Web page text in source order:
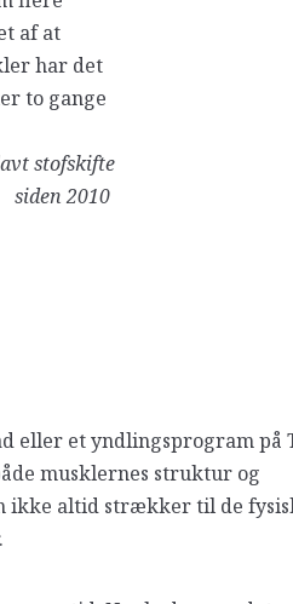
af at
har det
to gange
stofskifte
siden 2010
eller et yndlingsprogram på
musklernes struktur og
ikke altid strækker til de